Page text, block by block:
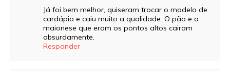
Já foi bem melhor, quiseram trocar o modelo de
cardápio e caiu muito a qualidade. O pão e a
maionese que eram os pontos altos cairam
absurdamente.
Responder